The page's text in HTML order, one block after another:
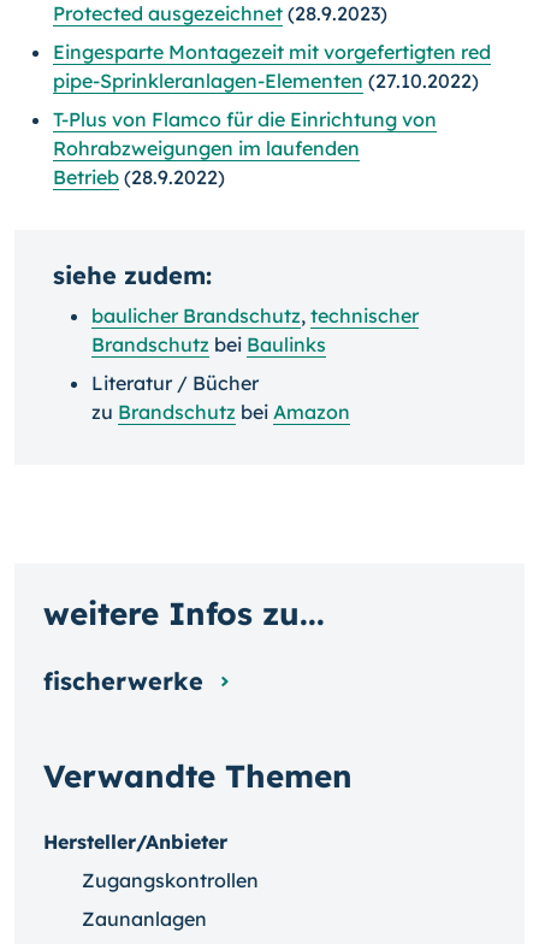
Protected ausgezeichnet (28.9.2023)
Eingesparte Montagezeit mit vorgefertigten red
pipe-Sprinkleranlagen-Elementen (27.10.2022)
T-Plus von Flamco für die Einrichtung von
Rohrabzweigungen im laufenden
Betrieb (28.9.2022)
siehe zudem:
baulicher Brandschutz, technischer
Brandschutz bei Baulinks
Literatur / Bücher
zu Brandschutz bei Amazon
Verwandte Themen
Hersteller/Anbieter
Zugangskontrollen
Zaunanlagen
weitere Infos zu...
fischerwerke